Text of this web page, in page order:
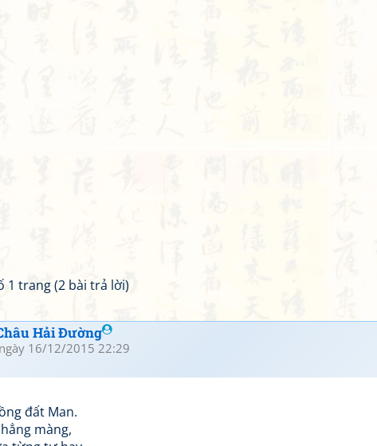
1 trang (2 bài trả lời)
Hải Đường
ngày 16/12/2015 22:29
đất Man.
màng,